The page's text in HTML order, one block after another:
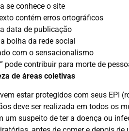
se conhece o site
contém erros ortográficos
data de publicação
bolha da rede social
com o sensacionalismo
pode contribuir para morte de
de áreas coletivas
estar protegidos com seus EPI
deve ser realizada em todos os
suspeito de ter a doença ou